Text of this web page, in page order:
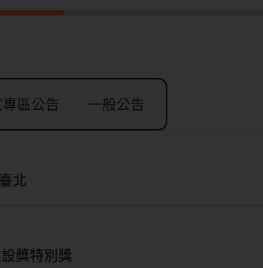
區公告 一般公告
北
獎特別獎